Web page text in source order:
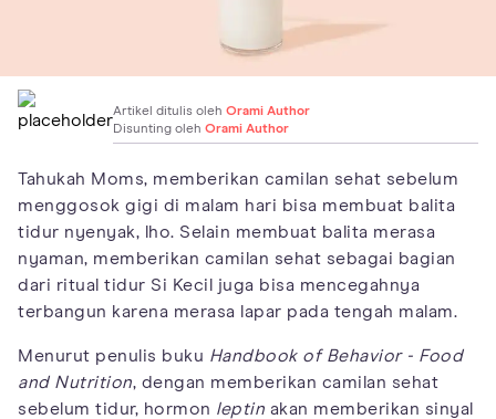
Artikel ditulis oleh Orami Author
Disunting oleh Orami Author
Tahukah Moms, memberikan camilan sehat sebelum
menggosok gigi di malam hari bisa membuat balita
tidur nyenyak, lho. Selain membuat balita merasa
nyaman, memberikan camilan sehat sebagai bagian
dari ritual tidur Si Kecil juga bisa mencegahnya
terbangun karena merasa lapar pada tengah malam.
Menurut penulis buku Handbook of Behavior - Food
and Nutrition, dengan memberikan camilan sehat
sebelum tidur, hormon leptin akan memberikan sinyal